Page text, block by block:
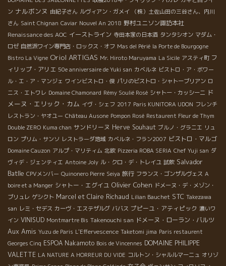
ン ナルボンヌ 由紀子さん ルヴィアン・ガメイ
（株）土佐山田の三谷さん、内川
さん Saint Chignan Caviar Nouvel An 2018 野村ユニソン諏訪本社
Renaissance des AOC イーストライン 寺田本家の日本酒 タンタシオン マダム・
ロゼ 自然派ワイン専門店・ロックス・オフ Mas del Périé la Porte de Bourgogne
Bistro La Vigne Oriol ARTIGAS Mr. Hiroto Maruyama La Sicile アスティ町 フ
ィリップ・アリエ 50e anniversaire de Yuki san カベルネ ビストロ・ア・ボワー
ル・エ・ア・マンジェ ワインビストロ・俊 パリのビストロ・シャトーブリアン ロ
ニス・エトワレ Domaine Chamonard Rémy Soulié Rosé シャトー・カッシーニ ド
メーヌ・エリック・カム イヴ・シェフ 2017 Paris KUNITORA UDON フレンチ
レストラン・ヤオユー Château Ausone Pompon Rosé Restaurent Fleur de Thym
Double ZERO Kuma chan サンドリーヌ Herve Souhaut ブルノ・グラニエ リュ
ロン プリム・サンソ レストラーダ地域 カベルネ・フラン2007 ビストロ・マルゴ
Domaine Cauzon アルプ・マリティム 北欧 Pizzeria ROBA SERIA Chef Yuji san ダ
ヴィデ・ジェンティエ Antoine Joly ル・クロ・デ・トレイユ 試飲 Salvador
Batlle CPVメンバー Quinonero Pierre Seiya 旅行 フランス・ゴンザルヴェス A
boire et a Manger シャトー・エグイユ Olivier Cohen ドメーヌ・デ・メゾン・
ブリュレ ゲシクト Marcel et Claire Richaud Lilian Bauchet STC Takezawa
san レミ・セデス カーヴ・エステザルグ ババス プピーユ・アティピック 濃いワ
イン VINISUD Montmartre Bis Takenouchi san ドメーヌ・ローラン・バルツ
Aux Amis Yuzu de Paris L'Effervescence Taketomi jima Paris restaurent
Georges Cinq ESPOA Nakamoto Bois de Vincennes DOMAINE PHILIPPE
VALETTE LA NATURE A HORREUR DU VIDE コルトン・シャルルマーニュ オリゾ